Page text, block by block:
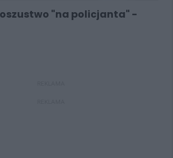
"na policjanta" -